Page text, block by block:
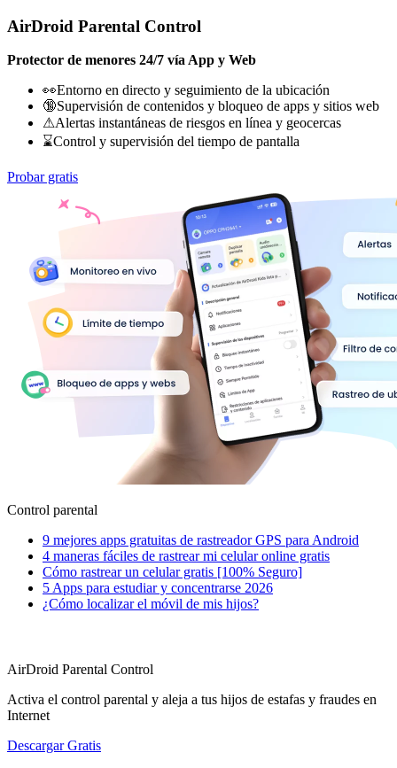
AirDroid Parental Control
Protector de menores 24/7 vía App y Web
👀Entorno en directo y seguimiento de la ubicación
🔞Supervisión de contenidos y bloqueo de apps y sitios web
⚠Alertas instantáneas de riesgos en línea y geocercas
⌛Control y supervisión del tiempo de pantalla
Probar gratis
Control parental
9 mejores apps gratuitas de rastreador GPS para Android
4 maneras fáciles de rastrear mi celular online gratis
Cómo rastrear un celular gratis [100% Seguro]
5 Apps para estudiar y concentrarse 2026
¿Cómo localizar el móvil de mis hijos?
AirDroid Parental Control
Activa el control parental y aleja a tus hijos de estafas y fraudes en
Internet
Descargar Gratis